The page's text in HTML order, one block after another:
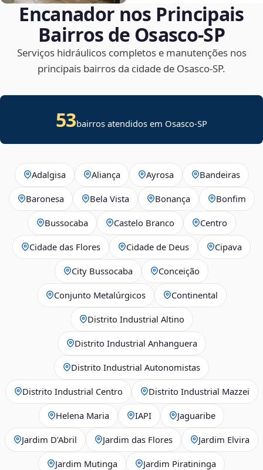
Encanador nos Principais
Bairros de Osasco‑SP
Serviços hidráulicos completos e manutenções nos
principais bairros da cidade de Osasco‑SP.
53bairros atendidos em Osasco-SP
Adalgisa Aliança Ayrosa Bandeiras
Baronesa Bela Vista Bonança Bonfim
Bussocaba Castelo Branco Centro
Cidade das Flores Cidade de Deus Cipava
City Bussocaba Conceição
Conjunto Metalúrgicos Continental
Distrito Industrial Altino
Distrito Industrial Anhanguera
Distrito Industrial Autonomistas
Distrito Industrial Centro Distrito Industrial Mazzei
Helena Maria IAPI Jaguaribe
Jardim D’Abril Jardim das Flores Jardim Elvira
Jardim Mutinga Jardim Piratininga